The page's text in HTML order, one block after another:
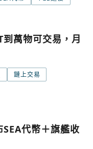
萬物可交易，月
鏈上交易
代幣＋旗艦收